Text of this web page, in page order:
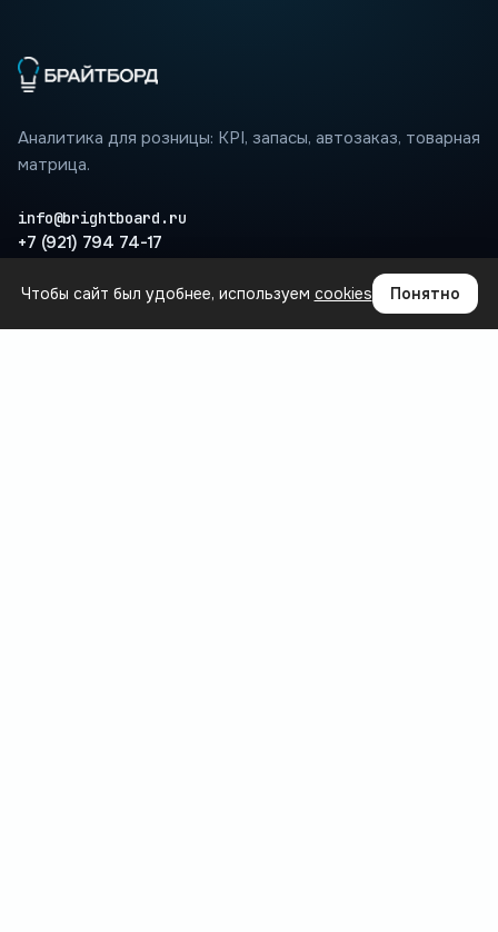
Аналитика для розницы: KPI, запасы, автозаказ, товарная
матрица.
info@brightboard.ru
+7 (921) 794 74-17
Где теряются деньги
Чтобы сайт был удобнее, используем cookies Понятно